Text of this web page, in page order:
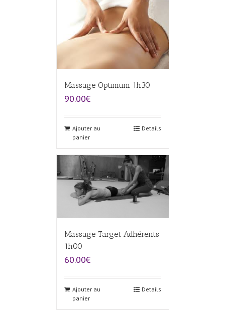
Massage Optimum 1h30
90.00€
Ajouter au
panier
Details
Massage Target Adhérents
1h00
60.00€
Ajouter au
panier
Details